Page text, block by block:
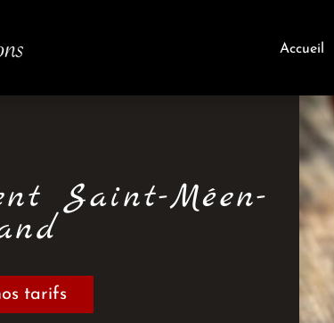
Accueil
Saint-Méen-
tarifs